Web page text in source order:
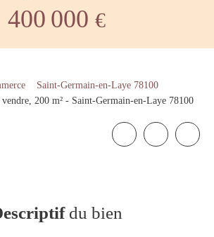
400 000 €
Saint-Germain-en-Laye 78100
vendre, 200 m² - Saint-Germain-en-Laye 78100
du bien